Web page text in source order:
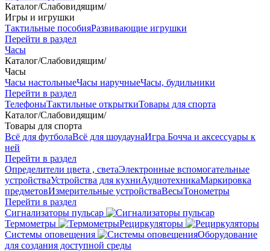
Каталог/Слабовидящим/
Игры и игрушки
Тактильные пособияРазвивающие игрушки
Перейти в раздел
Часы
Каталог/Слабовидящим/
Часы
Часы настольныеЧасы наручныеЧасы, будильники
Перейти в раздел
ТелефоныТактильные открыткиТовары для спорта
Каталог/Слабовидящим/
Товары для спорта
Всё для футболаВсё для шоудаунаИгра Бочча и аксессуары к
ней
Перейти в раздел
Определители цвета , светаЭлектронные вспомогательные
устройстваУстройства для кухниАудиотехникаМаркировка
предметовИзмерительные устройстваВесыТонометры
Перейти в раздел
Сигнализаторы пульсар
Термометры
Рециркуляторы
Cистемы оповещения
Оборудование
для создания доступной среды